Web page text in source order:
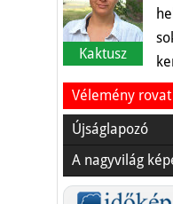
Kaktusz
Vélemény
Újságlapozó
A nagyvilág